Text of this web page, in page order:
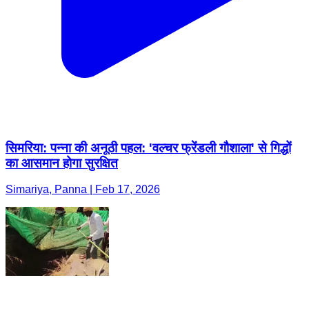
सिमरिया: पन्ना की अनूठी पहल: 'वल्चर फ्रेंडली गौशाला' से गिद्धों
का आसमान होगा सुरक्षित
Simariya, Panna | Feb 17, 2026